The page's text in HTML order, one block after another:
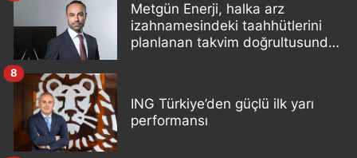
Metgün Enerji, halka arz
izahnamesindeki taahhütlerini
planlanan takvim doğrultusunda
ING Türkiye’den güçlü ilk yarı
performansı
8